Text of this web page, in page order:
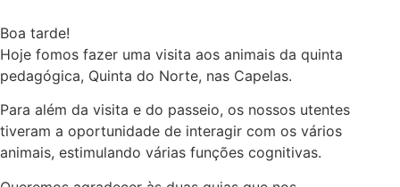
Boa tarde!
Hoje fomos fazer uma visita aos animais da quinta
pedagógica, Quinta do Norte, nas Capelas.
Para além da visita e do passeio, os nossos utentes
tiveram a oportunidade de interagir com os vários
animais, estimulando várias funções cognitivas.